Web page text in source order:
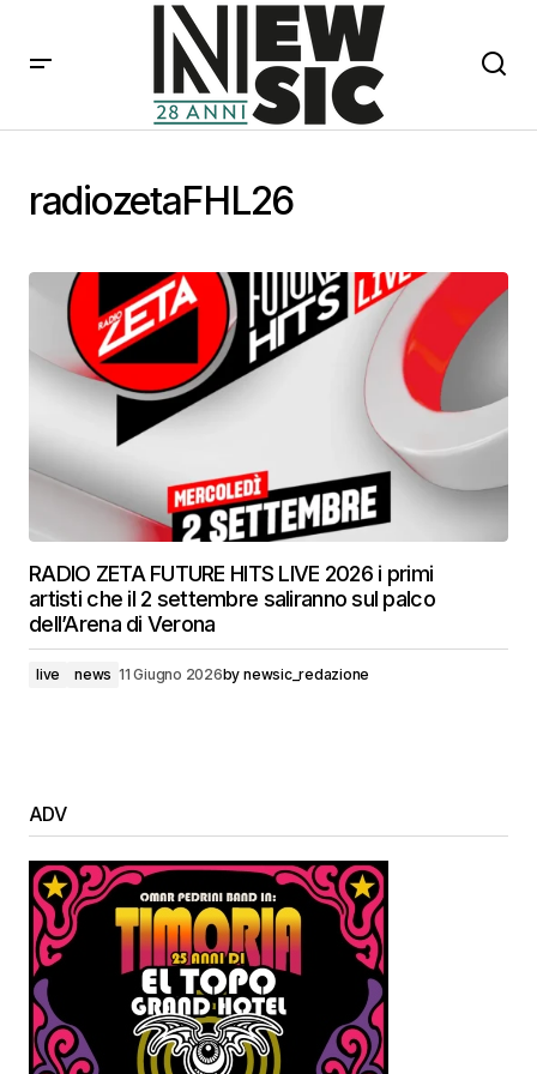
radiozetaFHL26
RADIO ZETA FUTURE HITS LIVE 2026 i primi
artisti che il 2 settembre saliranno sul palco
dell’Arena di Verona
live news 11 Giugno 2026by newsic_redazione
ADV